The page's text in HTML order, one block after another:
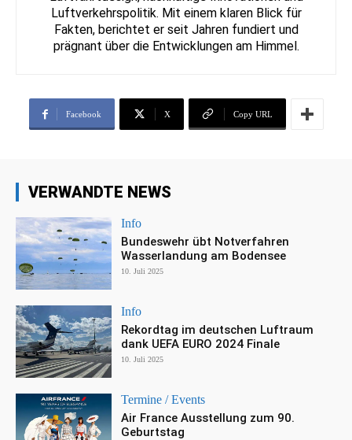
Luftverkehrspolitik. Mit einem klaren Blick für
Fakten, berichtet er seit Jahren fundiert und
prägnant über die Entwicklungen am Himmel.
Facebook X Copy URL
VERWANDTE NEWS
Info
Bundeswehr übt Notverfahren
Wasserlandung am Bodensee
10. Juli 2025
Info
Rekordtag im deutschen Luftraum
dank UEFA EURO 2024 Finale
10. Juli 2025
Termine / Events
Air France Ausstellung zum 90.
Geburtstag